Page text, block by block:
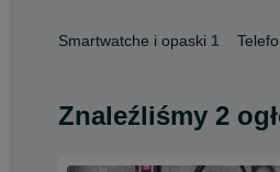
Smartwatche i opaski 1
Znaleźliśmy 2